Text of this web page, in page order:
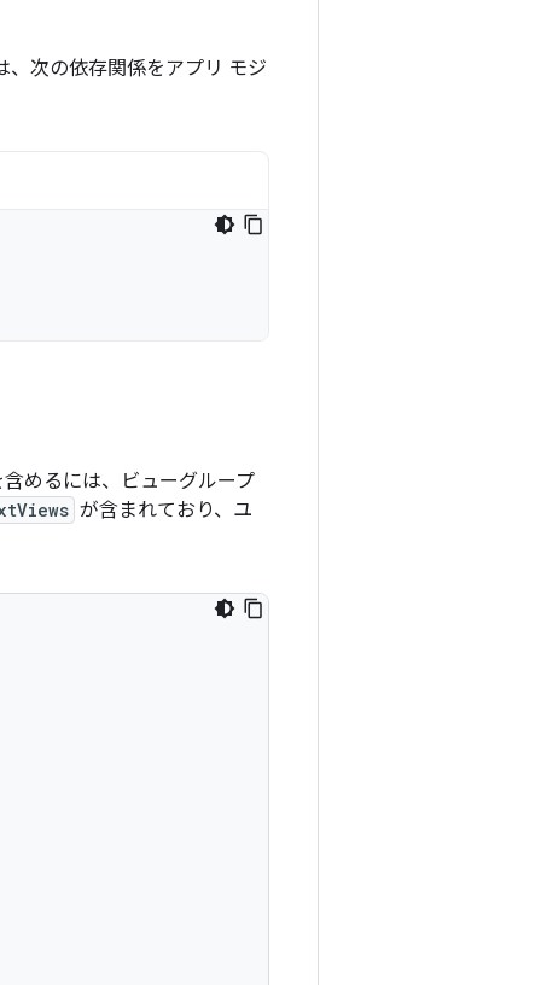
、次の依存関係をアプリ モジ
めるには、ビューグループ
が含まれており、ユ